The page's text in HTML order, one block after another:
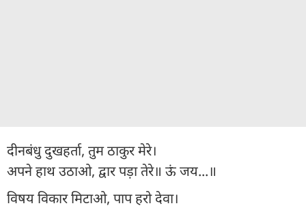
दीनबंधु दुखहर्ता, तुम ठाकुर मेरे।
अपने हाथ उठाओ, द्वार पड़ा तेरे॥ ऊं जय...॥
विषय विकार मिटाओ, पाप हरो देवा।